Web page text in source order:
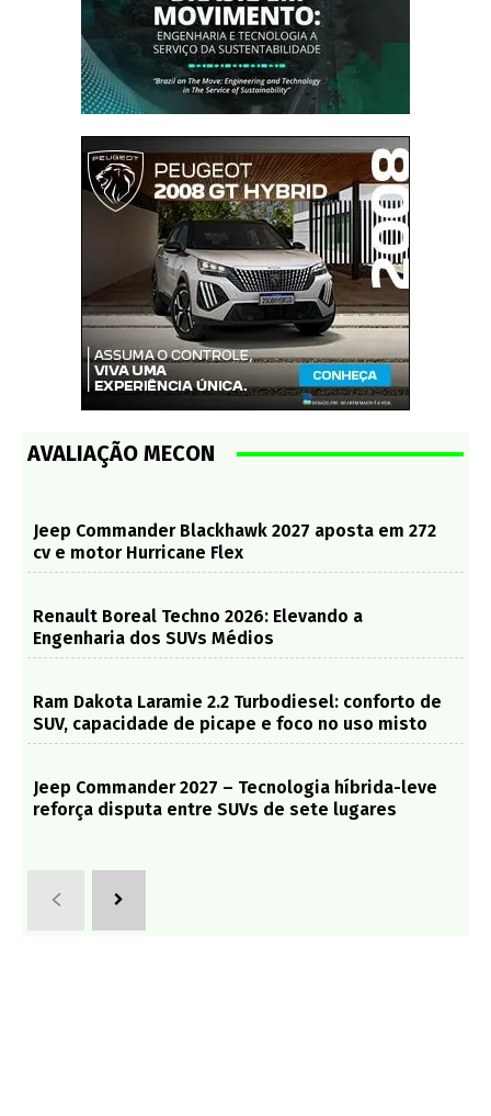
AVALIAÇÃO MECON
Jeep Commander Blackhawk 2027 aposta em 272
cv e motor Hurricane Flex
Renault Boreal Techno 2026: Elevando a
Engenharia dos SUVs Médios
Ram Dakota Laramie 2.2 Turbodiesel: conforto de
SUV, capacidade de picape e foco no uso misto
Jeep Commander 2027 – Tecnologia híbrida-leve
reforça disputa entre SUVs de sete lugares